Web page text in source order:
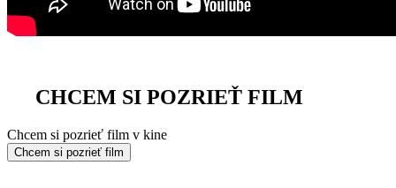
CHCEM SI POZRIEŤ FILM
Chcem si pozrieť film v kine
Chcem si pozrieť film